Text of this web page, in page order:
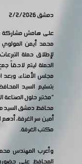
دمشق 2/2/2026
على هامش مشاركة
محمد أيمن المولوي
لإطلاق حملة
الحملة ليتم لاحقاً
مجلس الأمناء، وبعد
بتسليم السيد
"مختبر حلول الصناعة
محافظ دمشق السيد
أمين سر الغرفة،
مكتب الغرفة.
وأعرب المهندس